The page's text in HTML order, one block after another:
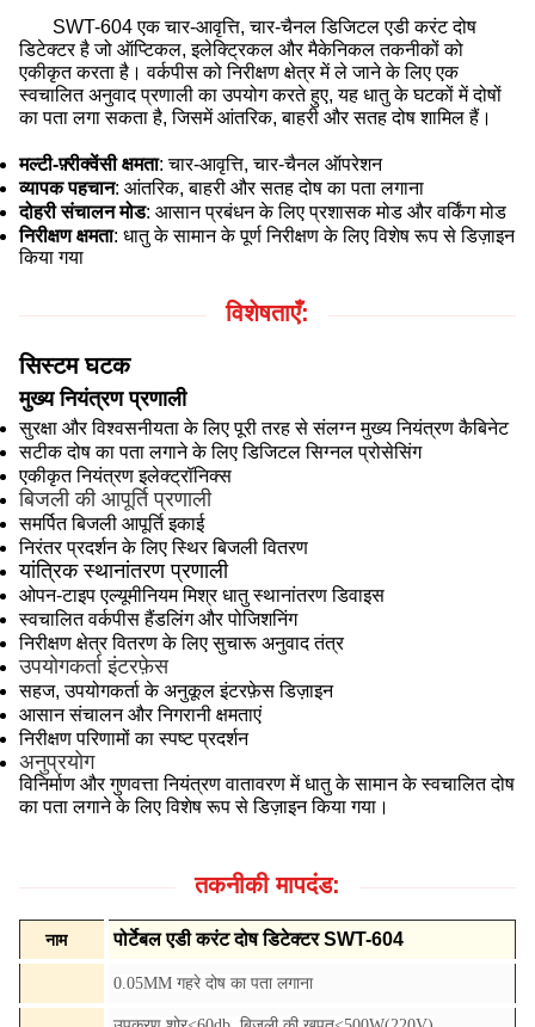
SWT-604 एक चार-आवृत्ति, चार-चैनल डिजिटल एडी करंट दोष
डिटेक्टर है जो ऑप्टिकल, इलेक्ट्रिकल और मैकेनिकल तकनीकों को
एकीकृत करता है। वर्कपीस को निरीक्षण क्षेत्र में ले जाने के लिए एक
स्वचालित अनुवाद प्रणाली का उपयोग करते हुए, यह धातु के घटकों में दोषों
का पता लगा सकता है, जिसमें आंतरिक, बाहरी और सतह दोष शामिल हैं।
मल्टी-फ़्रीक्वेंसी क्षमता: चार-आवृत्ति, चार-चैनल ऑपरेशन
व्यापक पहचान: आंतरिक, बाहरी और सतह दोष का पता लगाना
दोहरी संचालन मोड: आसान प्रबंधन के लिए प्रशासक मोड और वर्किंग मोड
निरीक्षण क्षमता: धातु के सामान के पूर्ण निरीक्षण के लिए विशेष रूप से डिज़ाइन
किया गया
विशेषताएँ:
सिस्टम घटक
मुख्य नियंत्रण प्रणाली
सुरक्षा और विश्वसनीयता के लिए पूरी तरह से संलग्न मुख्य नियंत्रण कैबिनेट
सटीक दोष का पता लगाने के लिए डिजिटल सिग्नल प्रोसेसिंग
एकीकृत नियंत्रण इलेक्ट्रॉनिक्स
बिजली की आपूर्ति प्रणाली
समर्पित बिजली आपूर्ति इकाई
निरंतर प्रदर्शन के लिए स्थिर बिजली वितरण
यांत्रिक स्थानांतरण प्रणाली
ओपन-टाइप एल्यूमीनियम मिश्र धातु स्थानांतरण डिवाइस
स्वचालित वर्कपीस हैंडलिंग और पोजिशनिंग
निरीक्षण क्षेत्र वितरण के लिए सुचारू अनुवाद तंत्र
उपयोगकर्ता इंटरफ़ेस
सहज, उपयोगकर्ता के अनुकूल इंटरफ़ेस डिज़ाइन
आसान संचालन और निगरानी क्षमताएं
निरीक्षण परिणामों का स्पष्ट प्रदर्शन
अनुप्रयोग
विनिर्माण और गुणवत्ता नियंत्रण वातावरण में धातु के सामान के स्वचालित दोष
का पता लगाने के लिए विशेष रूप से डिज़ाइन किया गया।
तकनीकी मापदंड:
नाम पोर्टेबल एडी करंट दोष डिटेक्टर SWT-604
0.05MM गहरे दोष का पता लगाना